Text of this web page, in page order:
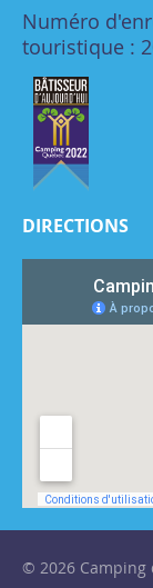
Numéro
touristique :
DIRECTIONS
© 2026